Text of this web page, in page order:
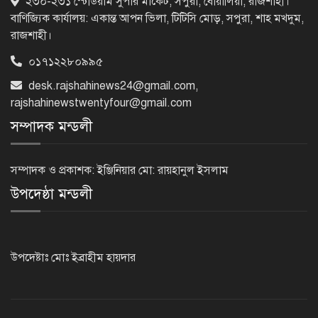
করতে পুলিশের বিশেষ অভিযানে
গ্রেপ্তার-২২
মাদক ব্যবসায়ী গ্রেপ্তার
পুনঃপ্রতিষ্ঠার দিন: প্রধানমন্ত্রী
বাণিজ্যিক কার্যালয়: একান্ত আপন ভিলা, টিটিসি মোড়, সপুরা, শাহ মখদুম,
রাজশাহী।
০১৭১২২৮০৯৯৫
desk.rajshahinews24@gmail.com,
rajshahinewstwentyfour@gmail.com
সম্পাদক মন্ডলী
সম্পাদক ও প্রকাশক: ইঞ্জিনিয়ার মো: রায়হানুল ইসলাম
উপদেষ্ঠা মন্ডলী
উপদেষ্টাঃ মোঃ ইব্রাহীম হায়দার